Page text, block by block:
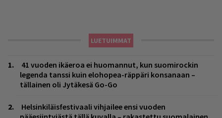
LUETUIMMAT
41 vuoden ikäeroa ei huomannut, kun suomirockin
legenda tanssi kuin elohopea-räppäri konsanaan –
tällainen oli Jytäkesä Go-Go
Helsinkiläisfestivaali vihjailee ensi vuoden